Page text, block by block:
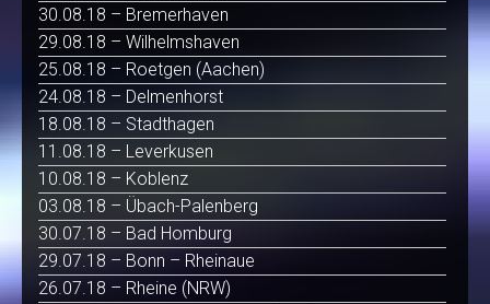
30.08.18 – Bremerhaven
29.08.18 – Wilhelmshaven
25.08.18 – Roetgen (Aachen)
24.08.18 – Delmenhorst
18.08.18 – Stadthagen
11.08.18 – Leverkusen
10.08.18 – Koblenz
03.08.18 – Übach-Palenberg
30.07.18 – Bad Homburg
29.07.18 – Bonn – Rheinaue
26.07.18 – Rheine (NRW)